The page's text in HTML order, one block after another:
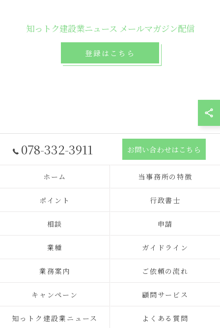
知っトク建設業ニュース メールマガジン配信
登録はこちら
078-332-3911 お問い合わせはこちら
ホーム 当事務所の特徴
ポイント 行政書士
相談 申請
業種 ガイドライン
業務案内 ご依頼の流れ
キャンペーン 顧問サービス
知っトク建設業ニュース よくある質問